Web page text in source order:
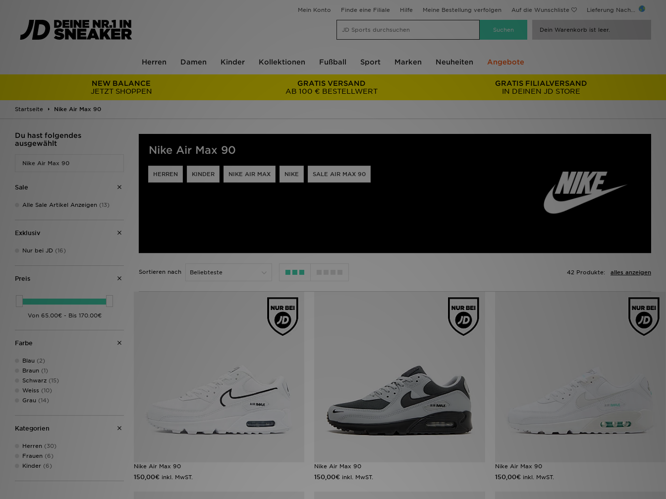
Mein Konto Finde eine Filiale Hilfe Meine Bestellung verfolgen Auf die Wunschliste Lieferung Nach...
Dein Warenkorb ist leer.
Herren Damen Kinder Kollektionen Fußball Sport Marken Neuheiten Angebote
NEW BALANCE
JETZT SHOPPEN
GRATIS VERSAND
AB 100 € BESTELLWERT
GRATIS FILIALVERSAND
IN DEINEN JD STORE
Startseite Nike Air Max 90
Du hast folgendes
ausgewählt
Nike Air Max 90
Sale
Alle Sale Artikel Anzeigen (13)
Exklusiv
Nur bei JD (16)
Preis
Farbe
Blau (2)
Braun (1)
Schwarz (15)
Weiss (10)
Grau (14)
Kategorien
Herren (30)
Frauen (6)
Kinder (6)
Nike Air Max 90
HERREN KINDER NIKE AIR MAX NIKE SALE AIR MAX 90
Sortieren nach alles anzeigen
42 Produkte:
Nike Air Max 90
150,00€ inkl. MwST.
Nike Air Max 90
150,00€ inkl. MwST.
Nike Air Max 90
150,00€ inkl. MwST.